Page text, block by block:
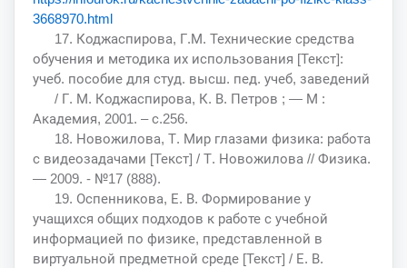
3668970.html
17. Коджаспирова, Г.М. Технические средства
обучения и методика их использования [Текст]:
учеб. пособие для студ. высш. пед. учеб, заведений
/ Г. М. Коджаспирова, К. В. Петров ; — М :
Академия, 2001. – с.256.
18. Новожилова, Т. Мир глазами физика: работа
с видеозадачами [Текст] / Т. Новожилова // Физика.
— 2009. - №17 (888).
19. Оспенникова, Е. В. Формирование у
учащихся общих подходов к работе с учебной
информацией по физике, представленной в
виртуальной предметной среде [Текст] / Е. В.